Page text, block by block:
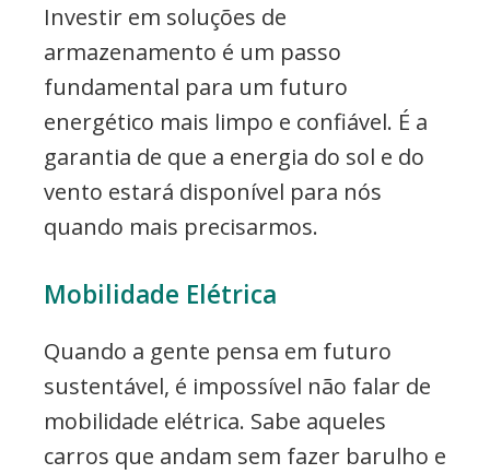
Investir em soluções de
armazenamento é um passo
fundamental para um futuro
energético mais limpo e confiável. É a
garantia de que a energia do sol e do
vento estará disponível para nós
quando mais precisarmos.
Mobilidade Elétrica
Quando a gente pensa em futuro
sustentável, é impossível não falar de
mobilidade elétrica. Sabe aqueles
carros que andam sem fazer barulho e